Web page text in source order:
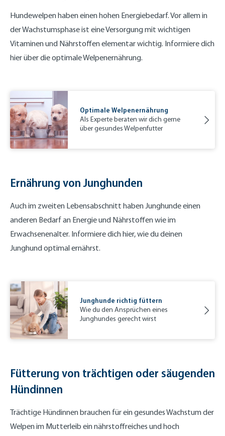
Hundewelpen haben einen hohen Energiebedarf. Vor allem in
der Wachstumsphase ist eine Versorgung mit wichtigen
Vitaminen und Nährstoffen elementar wichtig. Informiere dich
hier über die optimale Welpenernährung.
Optimale Welpenernährung
Als Experte beraten wir dich gerne
über gesundes Welpenfutter
Ernährung von Junghunden
Auch im zweiten Lebensabschnitt haben Junghunde einen
anderen Bedarf an Energie und Nährstoffen wie im
Erwachsenenalter. Informiere dich hier, wie du deinen
Junghund optimal ernährst.
Junghunde richtig füttern
Wie du den Ansprüchen eines
Junghundes gerecht wirst
Fütterung von trächtigen oder säugenden
Hündinnen
Trächtige Hündinnen brauchen für ein gesundes Wachstum der
Welpen im Mutterleib ein nährstoffreiches und hoch